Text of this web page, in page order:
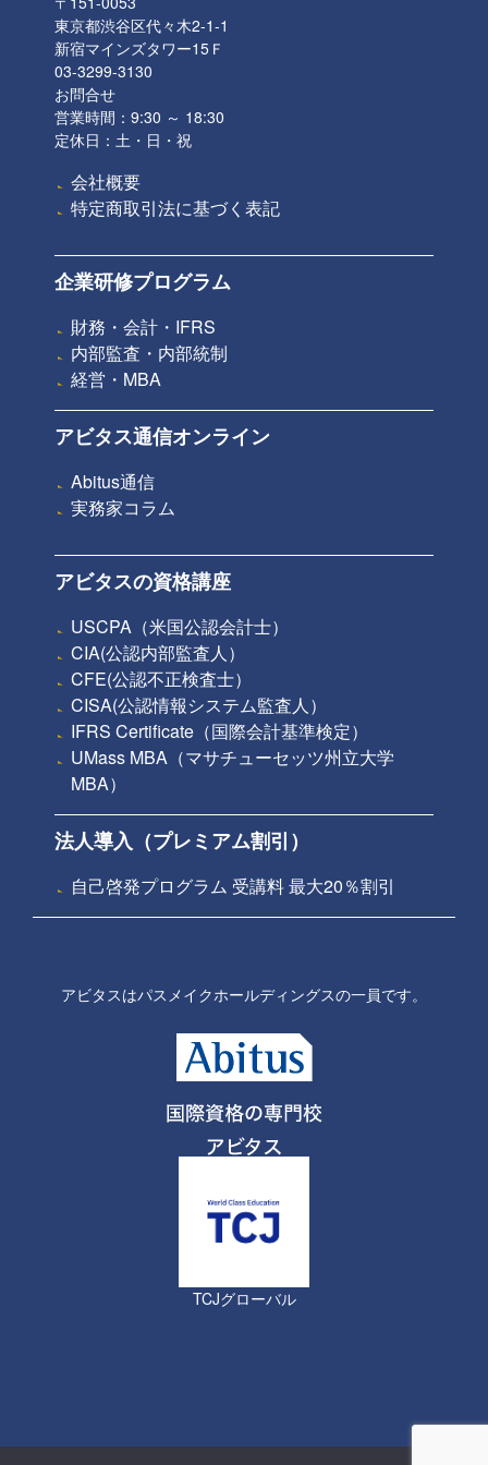
東京都渋谷区代々木2-1-1
新宿マインズタワー15Ｆ
03-3299-3130
お問合せ
営業時間：9:30 ～ 18:30
定休日：土・日・祝
会社概要
特定商取引法に基づく表記
企業研修プログラム
財務・会計・IFRS
内部監査・内部統制
経営・MBA
アビタス通信オンライン
Abitus通信
実務家コラム
アビタスの資格講座
USCPA（米国公認会計士）
CIA(公認内部監査人）
CFE(公認不正検査士）
CISA(公認情報システム監査人）
IFRS Certificate（国際会計基準検定）
UMass MBA（マサチューセッツ州立大学
MBA）
法人導入（プレミアム割引）
自己啓発プログラム 受講料 最大20％割引
アビタスはパスメイクホールディングスの一員です。
TCJグローバル